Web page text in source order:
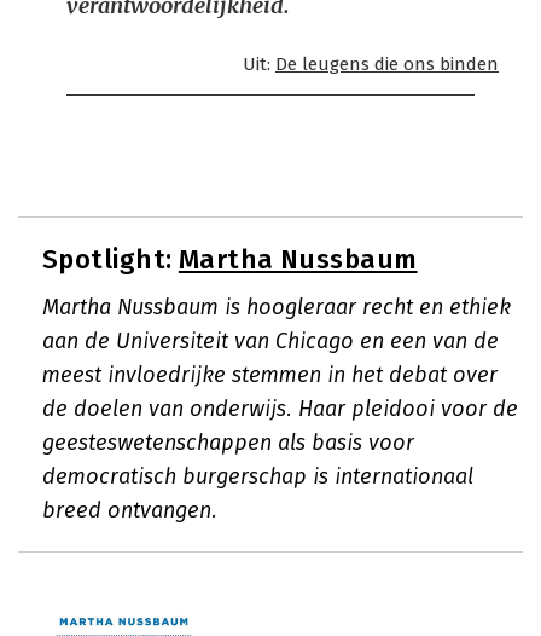
Uit: De leugens die ons binden
Spotlight: Martha Nussbaum
Martha Nussbaum is hoogleraar recht en ethiek
aan de Universiteit van Chicago en een van de
meest invloedrijke stemmen in het debat over
de doelen van onderwijs. Haar pleidooi voor de
geesteswetenschappen als basis voor
democratisch burgerschap is internationaal
breed ontvangen.